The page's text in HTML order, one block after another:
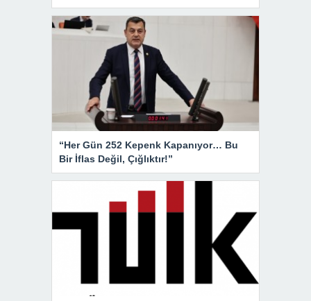
“Her Gün 252 Kepenk Kapanıyor… Bu
Bir İflas Değil, Çığlıktır!”